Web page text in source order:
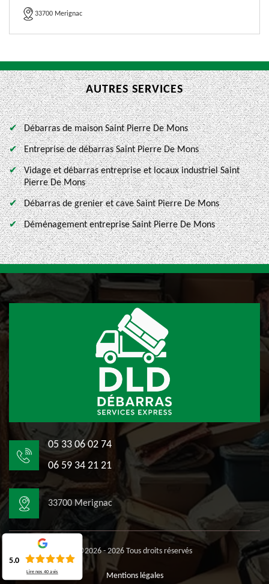
33700 Merignac
AUTRES SERVICES
Débarras de maison Saint Pierre De Mons
Entreprise de débarras Saint Pierre De Mons
Vidage et débarras entreprise et locaux industriel Saint
Pierre De Mons
Débarras de grenier et cave Saint Pierre De Mons
Déménagement entreprise Saint Pierre De Mons
05 33 06 02 74
06 59 34 21 21
33700 Merignac
©2026 - 2026 Tous droits réservés
Mentions légales
5.0
Lire nos40 avis